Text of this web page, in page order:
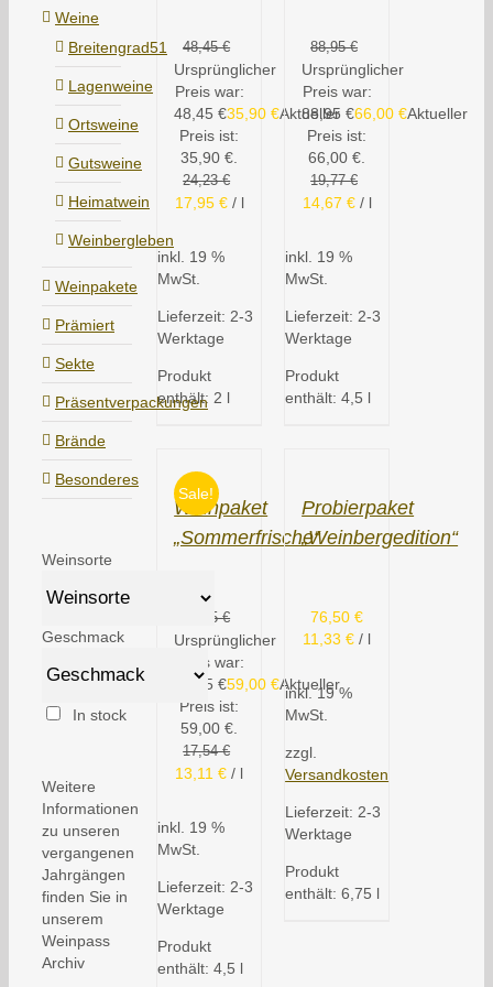
48,45€
Ursprünglicher
Preis war:
48,45 €35,90€Aktueller
Preis ist:
35,90 €.
24,23€
17,95 €/ l
inkl. 19 %
MwSt.
Lieferzeit: 2-3
Werktage
Produkt
enthält: 2 l
88,95€
Ursprünglicher
Preis war:
88,95 €66,00€Aktueller
Preis ist:
66,00 €.
19,77€
14,67 €/ l
inkl. 19 %
MwSt.
Lieferzeit: 2-3
Werktage
Produkt
enthält: 4,5 l
Sale!
Weinpaket
„Sommerfrische“
78,95€
Ursprünglicher
Preis war:
78,95 €59,00€Aktueller
Preis ist:
59,00 €.
17,54€
13,11€ / l
inkl. 19 %
MwSt.
Lieferzeit: 2-3
Werktage
Produkt
enthält: 4,5 l
Probierpaket
„Weinbergedition“
76,50€
11,33€ / l
inkl. 19 %
MwSt.
zzgl.
Versandkosten
Lieferzeit: 2-3
Werktage
Produkt
enthält: 6,75 l
Weine
Breitengrad51
Lagenweine
Ortsweine
Gutsweine
Heimatwein
Weinbergleben
Weinpakete
Prämiert
Sekte
Präsentverpackungen
Brände
Besonderes
Weinsorte
Geschmack
In stock
Weitere
Informationen
zu unseren
vergangenen
Jahrgängen
finden Sie in
unserem
Weinpass
Archiv